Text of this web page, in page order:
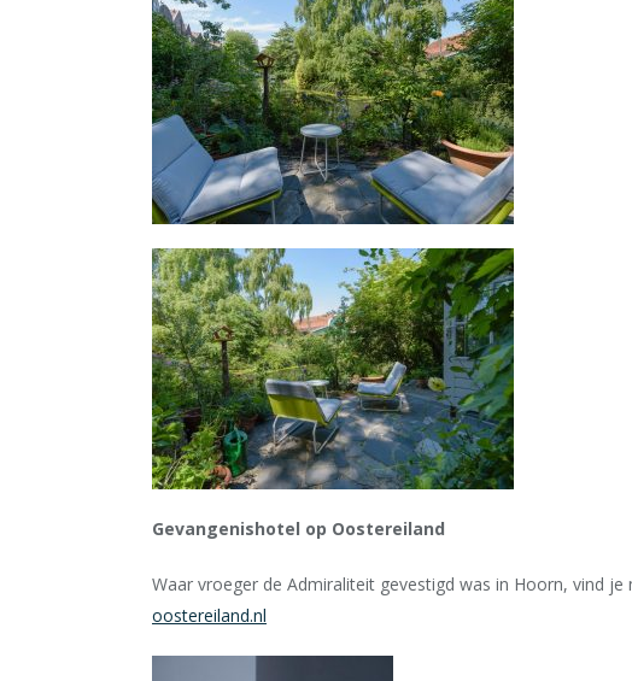
Gevangenishotel op Oostereiland
Waar vroeger de Admiraliteit gevestigd was in Hoorn, vind
oostereiland.nl